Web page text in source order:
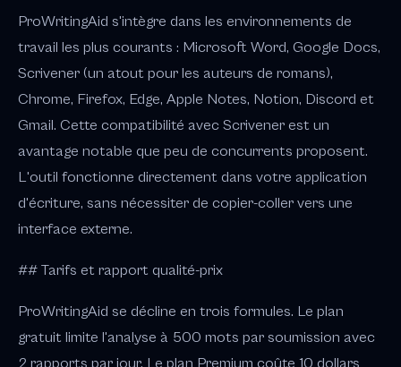
ProWritingAid s'intègre dans les environnements de
travail les plus courants : Microsoft Word, Google Docs,
Scrivener (un atout pour les auteurs de romans),
Chrome, Firefox, Edge, Apple Notes, Notion, Discord et
Gmail. Cette compatibilité avec Scrivener est un
avantage notable que peu de concurrents proposent.
L'outil fonctionne directement dans votre application
d'écriture, sans nécessiter de copier-coller vers une
interface externe.
## Tarifs et rapport qualité-prix
ProWritingAid se décline en trois formules. Le plan
gratuit limite l'analyse à 500 mots par soumission avec